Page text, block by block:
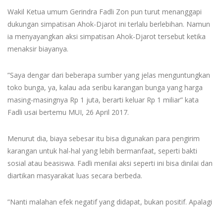
Wakil Ketua umum Gerindra Fadli Zon pun turut menanggapi
dukungan simpatisan Ahok-Djarot ini terlalu berlebihan. Namun
ia menyayangkan aksi simpatisan Ahok-Djarot tersebut ketika
menaksir biayanya.
”Saya dengar dari beberapa sumber yang jelas menguntungkan
toko bunga, ya, kalau ada seribu karangan bunga yang harga
masing-masingnya Rp 1 juta, berarti keluar Rp 1 miliar” kata
Fadli usai bertemu MUI, 26 April 2017.
Menurut dia, biaya sebesar itu bisa digunakan para pengirim
karangan untuk hal-hal yang lebih bermanfaat, seperti bakti
sosial atau beasiswa. Fadli menilai aksi seperti ini bisa dinilai dan
diartikan masyarakat luas secara berbeda.
”Nanti malahan efek negatif yang didapat, bukan positif. Apalagi